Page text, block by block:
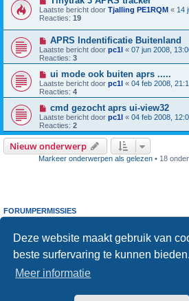
Deze website maakt gebruik van
beste surfervaring te kunnen bieden.
Meer informatie
Laatste bericht door Tjalling PE1RQM « 14
Reacties: 19
APRS Indentificatie Buitenland
Laatste bericht door pc1l « 07 jun 2008,
Reacties: 3
ui mode ook buiten aprs .....
Laatste bericht door pc1l « 04 feb 2008,
Reacties: 4
cmd gezocht aprs ui-view32
Laatste bericht door pc1l « 04 feb 2008,
Reacties: 2
Nieuw onderwerp
Markeer onderwerpen als gelezen• 18
FORUMPERMISSIES
kunt niet
reageren op onderwerpen in dit forum
kunt nietje eigen berichten wijzigen in dit forum
kunt nietje eigen berichten verwijderen in dit forum
bijlagen plaatsen in dit forum